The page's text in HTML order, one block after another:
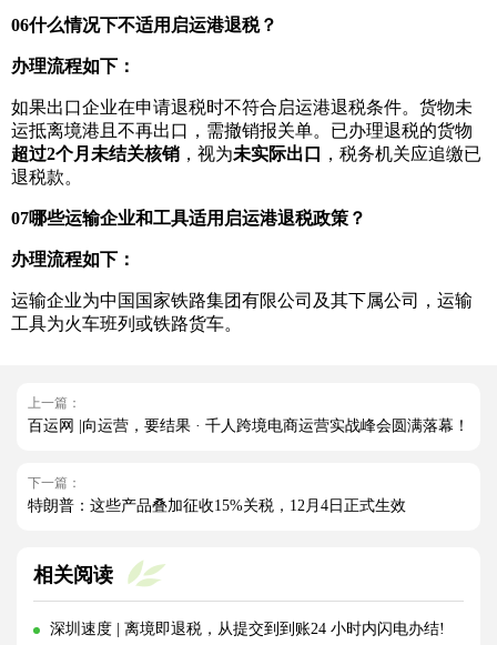
06什么情况下不适用启运港退税？
办理流程如下：
如果出口企业在申请退税时不符合启运港退税条件。货物未
运抵离境港且不再出口，需撤销报关单。已办理退税的货物
超过2个月未结关核销 ，视为未实际出口
，税务机关应追缴已
退税款。
07哪些运输企业和工具适用启运港退税政策？
办理流程如下：
运输企业为中国国家铁路集团有限公司及其下属公司，运输
工具为火车班列或铁路货车。
上一篇：
百运网 |向运营，要结果 · 千人跨境电商运营实战峰会圆满落幕！
下一篇：
特朗普：这些产品叠加征收15%关税，12月4日正式生效
相关阅读
深圳速度 | 离境即退税，从提交到到账24 小时内闪电办结!